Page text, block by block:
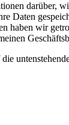
darüber,
Daten
haben wir